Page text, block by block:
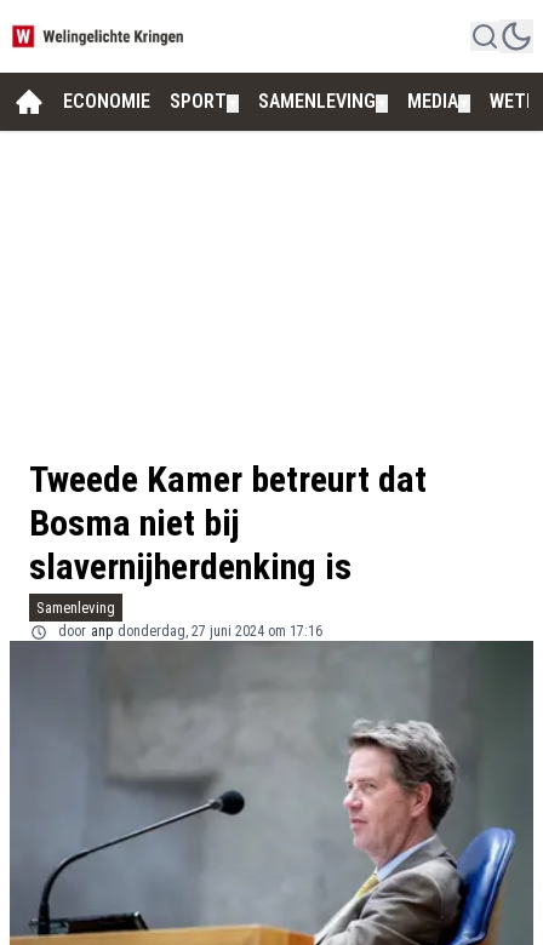
ECONOMIE SPORT SAMENLEVING MEDIA
Tweede Kamer betreurt dat
Bosma niet bij
slavernijherdenking is
Samenleving
door anp donderdag, 27 juni 2024 om 17:16